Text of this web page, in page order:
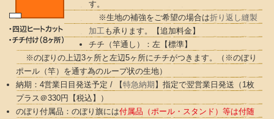
す。
※生地の補強をご希望の場合は折り返し縫製
加工 も承ります。【追加料金】
チチ（竿通し）：左【標準】
※のぼりの上辺3ヶ所と左辺5ヶ所にチチがつきます。（※のぼり
ポール（竿）を通す為のループ状の生地）
納期：4営業日目発送予定 / 【特急納期 】指定で翌営業日発送（1枚
プラス＠330円【税込】）
のぼり付属品：のぼり旗には付属品（ポール・スタンド）等は付随